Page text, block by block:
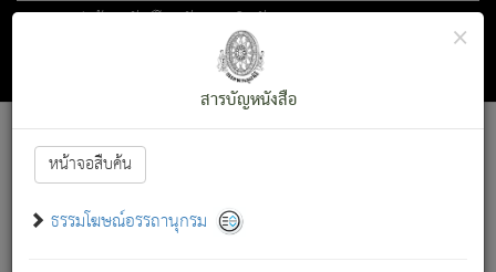
ตอน 1 ว่าด้วย สัตว์โลกกับจตุราริยสัจ
สารบัญ×
สารบัญหนังสือ
หน้าจอสืบค้น
ธรรมโฆษณ์อรรถานุกรม
Font :15 ]||
สัตว์โลกนี้ เกิดความเดือดร้อนแล้ว มีผัสสะบังหน้า